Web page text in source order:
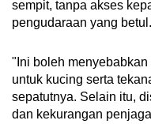
sempit, tanpa akses
pengudaraan yang betul.
"Ini boleh
untuk kucing serta
sepatutnya. Selain itu,
dan kekurangan